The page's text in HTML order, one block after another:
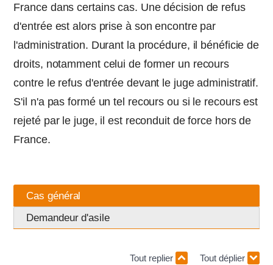
France dans certains cas. Une décision de refus
d'entrée est alors prise à son encontre par
l'administration. Durant la procédure, il bénéficie de
droits, notamment celui de former un recours
contre le refus d'entrée devant le juge administratif.
S'il n'a pas formé un tel recours ou si le recours est
rejeté par le juge, il est reconduit de force hors de
France.
Cas général
Demandeur d'asile
Tout replier Tout déplier